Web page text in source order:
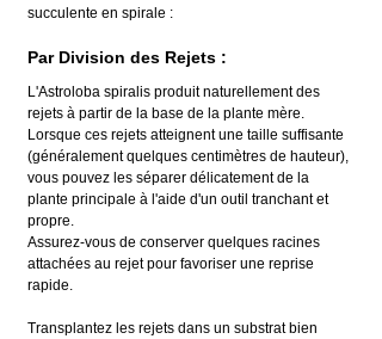
succulente en spirale :
Par Division des Rejets :
L'Astroloba spiralis produit naturellement des
rejets à partir de la base de la plante mère.
Lorsque ces rejets atteignent une taille suffisante
(généralement quelques centimètres de hauteur),
vous pouvez les séparer délicatement de la
plante principale à l'aide d'un outil tranchant et
propre.
Assurez-vous de conserver quelques racines
attachées au rejet pour favoriser une reprise
rapide.
Transplantez les rejets dans un substrat bien